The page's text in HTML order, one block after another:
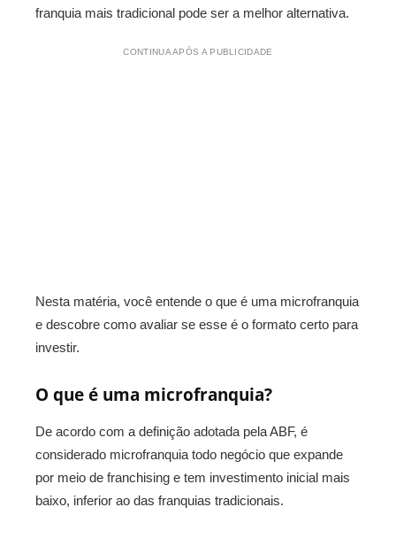
franquia mais tradicional pode ser a melhor alternativa.
CONTINUA APÓS A PUBLICIDADE
Nesta matéria, você entende o que é uma microfranquia
e descobre como avaliar se esse é o formato certo para
investir.
O que é uma microfranquia?
De acordo com a definição adotada pela ABF, é
considerado microfranquia todo negócio que expande
por meio de franchising e tem investimento inicial mais
baixo, inferior ao das franquias tradicionais.